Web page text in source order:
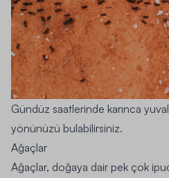
Gündüz saatlerinde karınca
yönünüzü bulabilirsiniz.
Ağaçlar
Ağaçlar, doğaya dair pek çok